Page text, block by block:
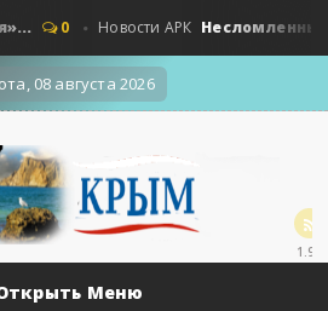
0 Новости АРК Несломленный
08 августа 2026
1.9k
Меню